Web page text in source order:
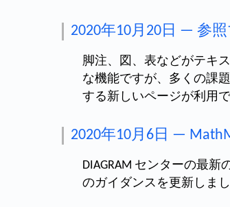
2020年10月20日 — 参
脚注、図、表などがテキ
な機能ですが、多くの課
する新しいページが利用
2020年10月6日 —
DIAGRAM センターの最新
のガイダンスを更新しまし